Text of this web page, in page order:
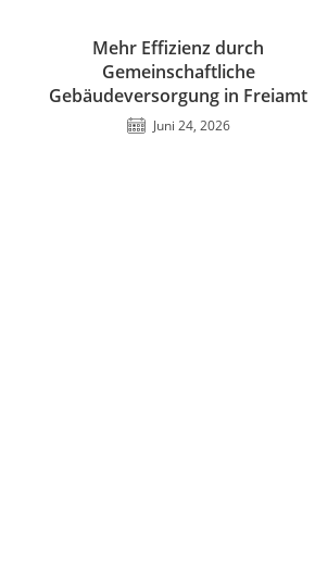
Mehr Effizienz durch
Gemeinschaftliche
Gebäudeversorgung in Freiamt
Juni 24, 2026